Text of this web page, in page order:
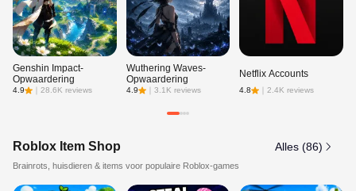
Genshin Impact-
Opwaardering
4.9 28.6K reviews
Wuthering Waves-
Opwaardering
4.9 ｜ 3.1K reviews
Netflix Accounts
4.8 ｜2.4K reviews
Roblox Item Shop Alles (86)
Brainrots, huisdieren & items voor populaire Roblox-games